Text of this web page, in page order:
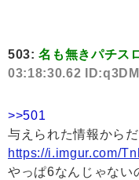
503:名も無きパチス
03:18:30.62
>>501
与えられた情報から
https://i.imgur.com/
やっぱ6なんじゃない